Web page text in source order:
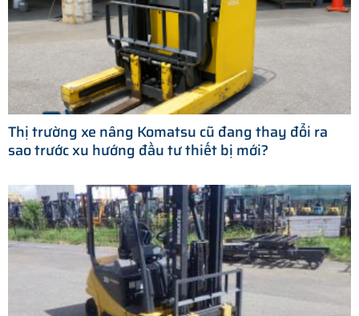
Thị trường xe nâng Komatsu cũ đang thay đổi ra
sao trước xu hướng đầu tư thiết bị mới?